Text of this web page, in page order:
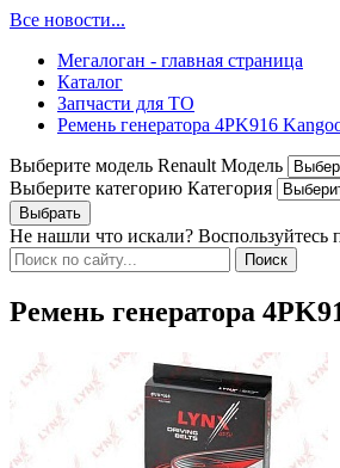
Все новости...
Мегалоган - главная страница
Каталог
Запчасти для ТО
Ремень генератора 4PK916
Выберите модель Renault Модель
Выберите категорию Категория
Не нашли что искали? Воспользуйтесь
Ремень генератора